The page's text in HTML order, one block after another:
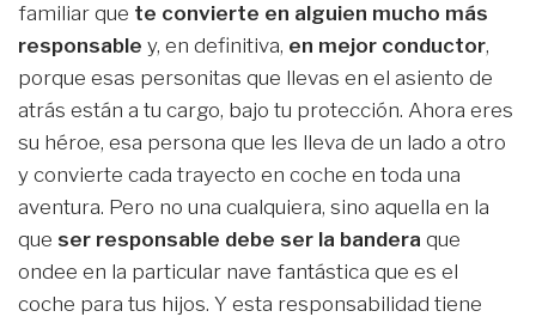
familiar que te convierte en alguien mucho más
responsable y, en definitiva, en mejor conductor,
porque esas personitas que llevas en el asiento de
atrás están a tu cargo, bajo tu protección. Ahora eres
su héroe, esa persona que les lleva de un lado a otro
y convierte cada trayecto en coche en toda una
aventura. Pero no una cualquiera, sino aquella en la
que ser responsable debe ser la bandera que
ondee en la particular nave fantástica que es el
coche para tus hijos. Y esta responsabilidad tiene